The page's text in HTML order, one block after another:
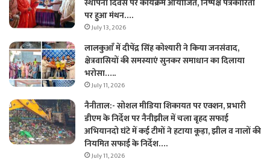
पर हुआ मंथन….
July 13, 2026
लालकुआँ में दीपेंद्र सिंह कोश्यारी ने किया जनसंवाद,
क्षेत्रवासियों की समस्याएं सुनकर समाधान का दिलाया
भरोसा…..
July 11, 2026
नैनीताल:- सोशल मीडिया शिकायत पर एक्शन, प्रभारी
डीएम के निर्देश पर नैनीझील में चला बृहद सफाई
अभियानदो घंटे में कई टीमों ने हटाया कूड़ा, झील व नालों की
नियमित सफाई के निर्देश….
July 11, 2026